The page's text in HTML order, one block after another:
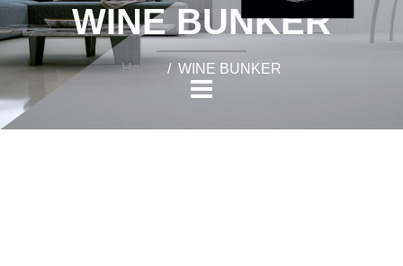
WINE BUNKER
Home / WINE BUNKER